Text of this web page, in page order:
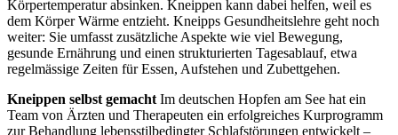
Körpertemperatur absinken. Kneippen kann dabei helfen, weil es
dem Körper Wärme entzieht. Kneipps Gesundheitslehre geht noch
weiter: Sie umfasst zusätzliche Aspekte wie viel Bewegung,
gesunde Ernährung und einen strukturierten Tagesablauf, etwa
regelmässige Zeiten für Essen, Aufstehen und Zubettgehen.
Kneippen selbst gemacht Im deutschen Hopfen am See hat ein
Team von Ärzten und Therapeuten ein erfolgreiches Kurprogramm
zur Behandlung lebensstilbedingter Schlafstörungen entwickelt –